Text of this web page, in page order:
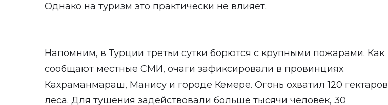
Однако на туризм это практически не влияет.
Напомним, в Турции третьи сутки борются с крупными пожарами. Как
сообщают местные СМИ, очаги зафиксировали в провинциях
Кахраманмараш, Манису и городе Кемере. Огонь охватил 120 гектаров
леса. Для тушения задействовали больше тысячи человек, 30